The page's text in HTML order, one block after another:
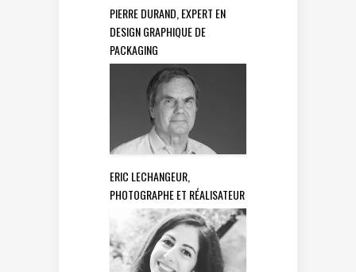
PIERRE DURAND, EXPERT EN
DESIGN GRAPHIQUE DE
PACKAGING
ERIC LECHANGEUR,
PHOTOGRAPHE ET RÉALISATEUR